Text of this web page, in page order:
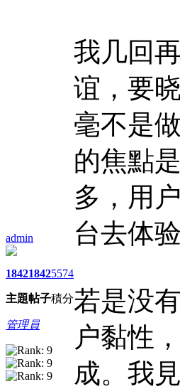
admin
1842
主題
1842
帖子
5574
積分
管理員
我几回
谊，要
毫不是
的焦點
多，用
台去体
若是没
户黏性
成。我